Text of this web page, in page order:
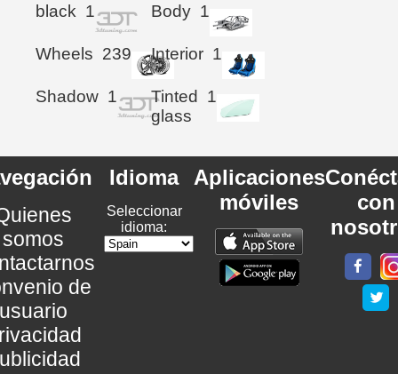
black 1 Body 1
Wheels 239 Interior 1
Shadow 1
Tinted
glass
1
somos
de
Idioma
Seleccionar
idioma:
Aplicaciones
móviles
con